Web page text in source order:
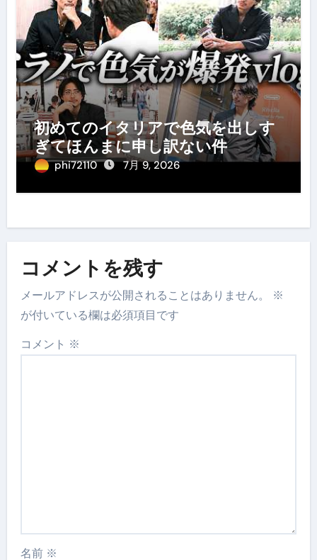
初めてのイタリアで色気を出しす
ぎてほんまに申し訳ない件
phi72110 7月 9, 2026
コメントを残す
メールアドレスが公開されることはありません。
※
が付いている欄は必須項目です
コメント ※
名前 ※